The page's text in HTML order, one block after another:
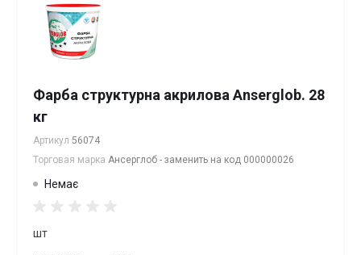
Фарба структурна акрилова Anserglob. 28
кг
Артикул 56074
Торговая марка Ансерглоб - заменить на код 000000026
Немає
шт